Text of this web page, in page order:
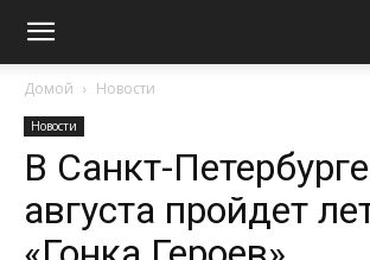
Домой Новости
Новости
В Санкт-
августа пройдет